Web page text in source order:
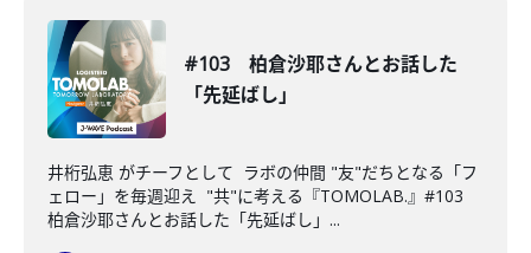
#103 柏倉沙耶さんとお話した
「先延ばし」
井桁弘恵 がチーフとして ラボの仲間 "友"だちとなる「フ
ェロー」を毎週迎え "共"に考える『TOMOLAB.』#103
柏倉沙耶さんとお話した「先延ばし」...